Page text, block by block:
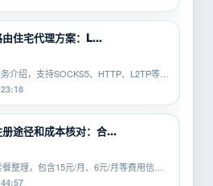
住宅代理方案：L...
介绍，支持SOCKS5、HTTP、L2TP等协
、软路由等平...
途径和成本核对：合...
整理，包含15元/月、6元/月等费用信
、HTTP、L2TP等...